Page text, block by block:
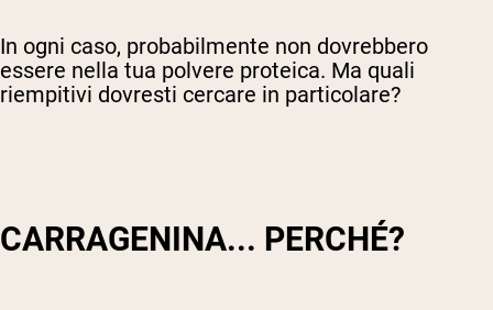
In ogni caso, probabilmente non dovrebbero
essere nella tua polvere proteica. Ma quali
riempitivi dovresti cercare in particolare?
CARRAGENINA... PERCHÉ?